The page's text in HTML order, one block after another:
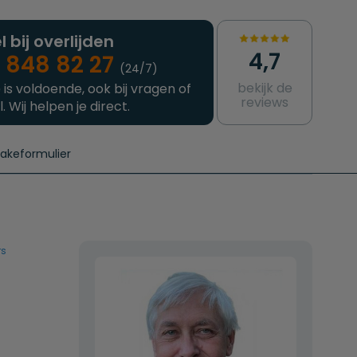
bij overlijden
82 27 (24/7)
voldoende, ook bij vragen of
Wij helpen je direct.
4,7
bekijk de
reviews